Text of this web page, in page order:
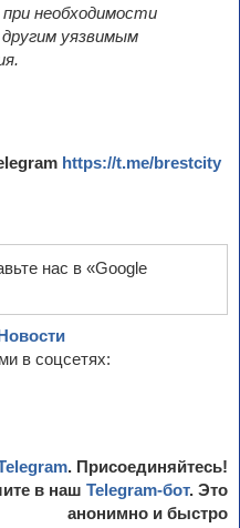
необходимости
уязвимым
https://t.me/brestcity
нас в «Google
в соцсетях:
. Присоединяйтесь!
в наш Telegram-бот. Это
анонимно и быстро